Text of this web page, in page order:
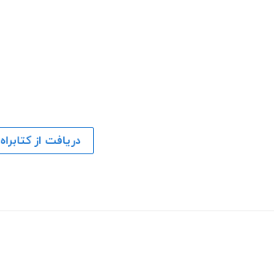
دریافت از کتابراه